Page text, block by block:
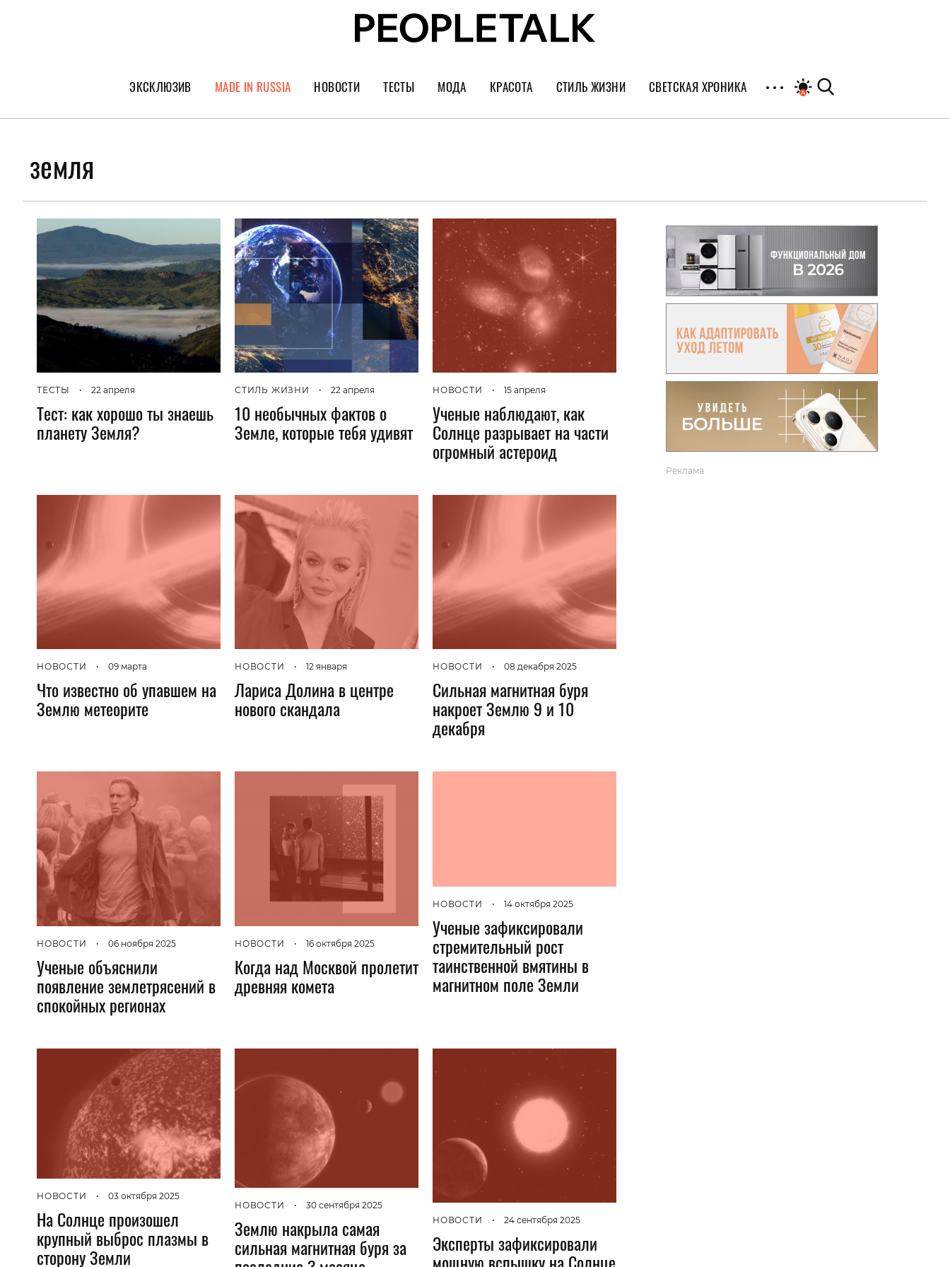
ЭКСКЛЮЗИВ
ГЕРОИ PEOPLETALK
ПОКОЛЕНИЕ
MADE IN RUSSIA НОВОСТИ ТЕСТЫ МОДА
Тренды
Украшения и часы
КРАСОТА
Уход за лицом
Парфюм
Спорт
Диеты
Пластика
СТИЛЬ ЖИЗНИ
Культура
Путешествия
Психология
Астрология
Музыка
Дизайн
Гаджеты и авто
Мнение Редакции
СВЕТСКАЯ ХРОНИКА
земля
ТЕСТЫ • 22 апреля
Тест: как хорошо ты знаешь
планету Земля?
СТИЛЬ ЖИЗНИ • 22 апреля
10 необычных фактов о
Земле, которые тебя удивят
НОВОСТИ • 15 апреля
Ученые наблюдают, как
Солнце разрывает на части
огромный астероид
НОВОСТИ • 09 марта
Что известно об упавшем на
Землю метеорите
НОВОСТИ • 12 января
Лариса Долина в центре
нового скандала
НОВОСТИ • 08 декабря 2025
Сильная магнитная буря
накроет Землю 9 и 10
декабря
НОВОСТИ • 06 ноября 2025
Ученые объяснили
появление землетрясений в
спокойных регионах
НОВОСТИ • 16 октября 2025
Когда над Москвой пролетит
древняя комета
НОВОСТИ • 14 октября 2025
Ученые зафиксировали
стремительный рост
таинственной вмятины в
магнитном поле Земли
НОВОСТИ • 03 октября 2025
На Солнце произошел
крупный выброс плазмы в
сторону Земли
НОВОСТИ • 30 сентября 2025
Землю накрыла самая
сильная магнитная буря за
НОВОСТИ • 24 сентября 2025
Эксперты зафиксировали
Реклама